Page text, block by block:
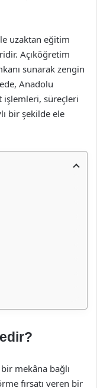
uzaktan eğitim
Açıköğretim
sunarak zengin
Anadolu
işlemleri, süreçleri
bir şekilde ele
mekâna bağlı
fırsatı veren bir